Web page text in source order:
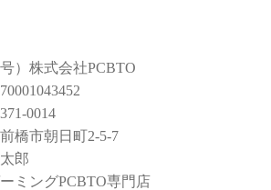
せ
）株式会社PCBTO
0014
橋市朝日町2-5-7
郎
ミングPCBTO専門店